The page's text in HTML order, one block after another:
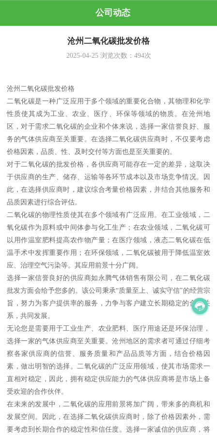
公司动态
沧州二氧化碳批发价格
2025-04-25浏览次数： 494次
沧州二氧化碳批发价格
二氧化碳是一种广泛应用于多个领域的重要化合物，其物理和化学
性质使其成为工业、农业、医疗、环保等领域的物质。在沧州地
区，对于需求二氧化碳的企业和个体来说，选择一家信誉良好、服
务的气体供应商至关重要。在选择二氧化碳供应商时，不仅要考虑
价格因素，品质、性、及时交付等方面也是至关重要的。
对于二氧化碳的批发价格，各供应商可能存在一定的差异，这取决
于供应商的生产、储存、运输等各环节成本以及市场竞争情况。因
此，在选择供应商时，建议综合考量价格因素，并结合其他服务和
品质因素进行综合评估。
二氧化碳的物理性质使其在多个领域有广泛应用。在工业领域，二
氧化碳作为原料或中间体参与化工生产；在农业领域，二氧化碳可
以用作温室肥料提高农作物产量；在医疗领域，液态二氧化碳在低
温手术中发挥重要作用；在环保领域，二氧化碳被用于降低温室效
应、治理空气污染等。其应用前景十分广阔。
选择一家信誉良好的供应商如永腾气体销售有限公司，在二氧化碳
批发方面会给予您多的。该公司秉承“质量至上、诚实守信”的经营宗
旨，努力为客户提供率的服务，力争与客户建立长期稳定的合作关
系，共同发展。
无论您是需要用于工业生产、农业肥料、医疗用途还是环保治理，
选择一家的气体供应商至关重要。沧州地区的需求者可通过仔细考
察各家供应商的信誉、服务质量和产品品质等方面，结合价格因
素，做出明智的选择。二氧化碳的广泛应用领域，使其市场需求一
直相对稳定，因此，拥有稳定供应能力的气体供应商将是市场上备
受欢迎的合作伙伴。
在未来的发展中，二氧化碳的应用前景将加广阔，带来多的商机和
发展空间。因此，在选择二氧化碳供应商时，除了价格因素外，需
要考虑到长期合作的稳定性和信任度。选择一家诚信的供应商，将